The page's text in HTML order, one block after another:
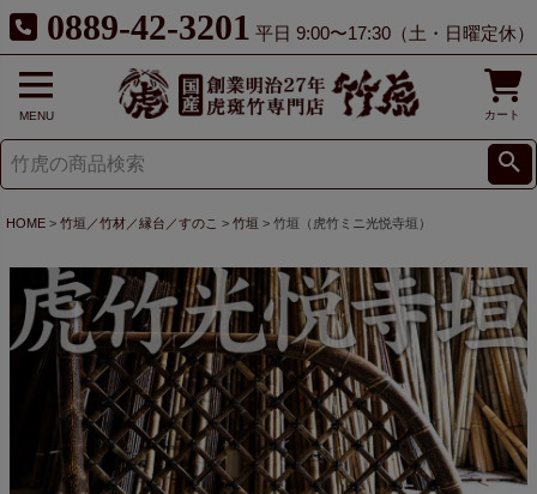
0889-42-3201 平日 9:00〜17:30（土・日曜定休）
MENU カート
HOME 竹垣／竹材／縁台／すのこ 竹垣 竹垣（虎竹ミニ光悦寺垣）